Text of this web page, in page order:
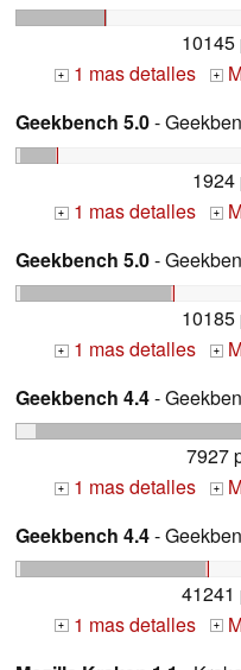
10145
+ 1 mas detalles +
Geekbench 5.0-
1924
+ 1 mas detalles +
Geekbench 5.0-
10185
+ 1 mas detalles +
Geekbench 4.4-
7927
+ 1 mas detalles +
Geekbench 4.4-
41241
+ 1 mas detalles +